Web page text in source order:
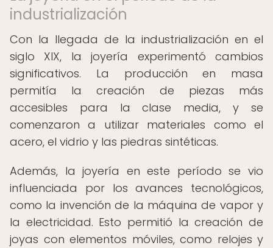
industrialización
Con la llegada de la industrialización en el
siglo XIX, la joyería experimentó cambios
significativos. La producción en masa
permitía la creación de piezas más
accesibles para la clase media, y se
comenzaron a utilizar materiales como el
acero, el vidrio y las piedras sintéticas.
Además, la joyería en este período se vio
influenciada por los avances tecnológicos,
como la invención de la máquina de vapor y
la electricidad. Esto permitió la creación de
joyas con elementos móviles, como relojes y